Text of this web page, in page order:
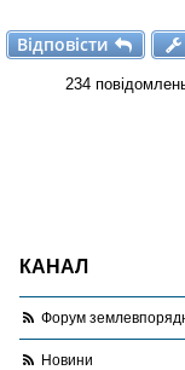
Відповісти
Відповісти
234
КАНАЛ
Форум
Новини